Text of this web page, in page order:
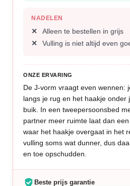
NADELEN
Alleen te bestellen in grijs
Vulling is niet altijd even
ONZE ERVARING
De J-vorm vraagt even wennen:
langs je rug en het haakje onder
buik. In een tweepersoonsbed
partner meer ruimte laat dan
waar het haakje overgaat in het
vulling soms wat dunner, dus
en toe opschudden.
Beste prijs garantie